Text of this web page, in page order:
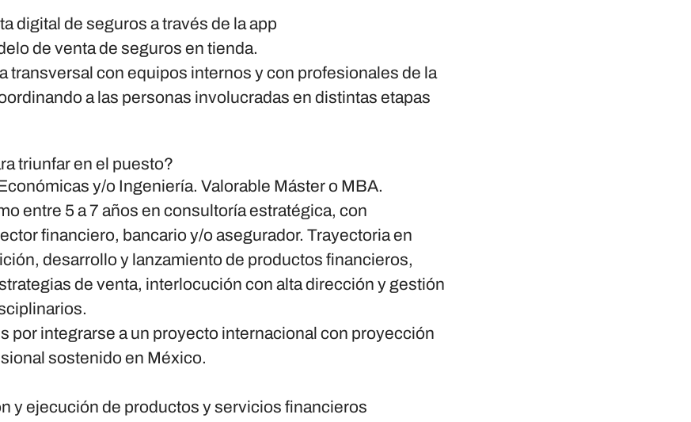
digital de seguros a través de la app
de venta de seguros en tienda.
transversal con equipos internos y con profesionales de la
a las personas involucradas en distintas etapas
triunfar en el puesto?
y/o Ingeniería. Valorable Máster o MBA.
entre 5 a 7 años en consultoría estratégica, con
financiero, bancario y/o asegurador. Trayectoria en
desarrollo y lanzamiento de productos financieros,
de venta, interlocución con alta dirección y gestión
por integrarse a un proyecto internacional con proyección
sostenido en México.
y ejecución de productos y servicios financieros